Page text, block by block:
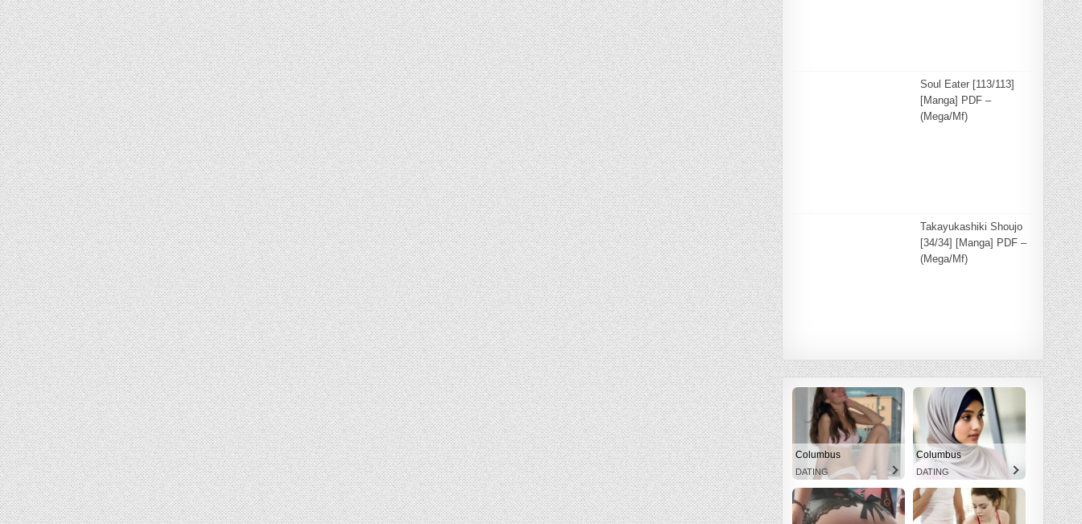
Soul Eater [113/113]
[Manga] PDF –
(Mega/Mf)
Takayukashiki Shoujo
[34/34] [Manga] PDF –
(Mega/Mf)
Columbus
DATING
Columbus
DATING